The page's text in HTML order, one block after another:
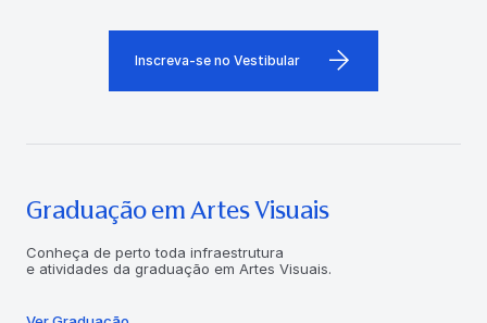
Inscreva-se no Vestibular
Graduação em Artes Visuais
Conheça de perto toda infraestrutura
e atividades da graduação em Artes Visuais.